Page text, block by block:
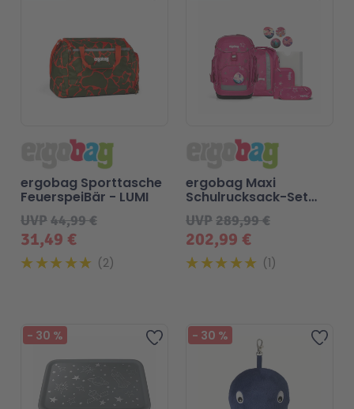
31,49 €
UVP44,99 €
ergobag Sporttasche
FeuerspeiBär - LUMI
2
202,99 €
UVP289,99 €
ergobag Maxi
Schulrucksack-Set
1
Zur Wunschliste hinzufügen
- 30 % Zur
- 30 %